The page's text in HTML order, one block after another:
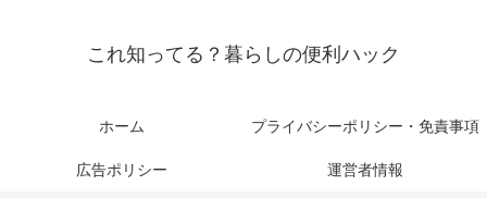
これ知ってる？暮らしの便利ハック
ホーム プライバシーポリシー・免責事項
広告ポリシー 運営者情報